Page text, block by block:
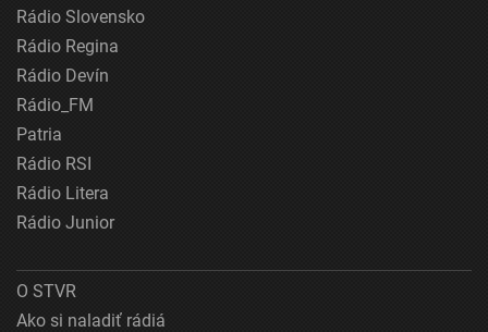
Rádio Slovensko
Rádio Regina
Rádio Devín
Rádio_FM
Patria
Rádio RSI
Rádio Litera
Rádio Junior
O STVR
Ako si naladiť rádiá